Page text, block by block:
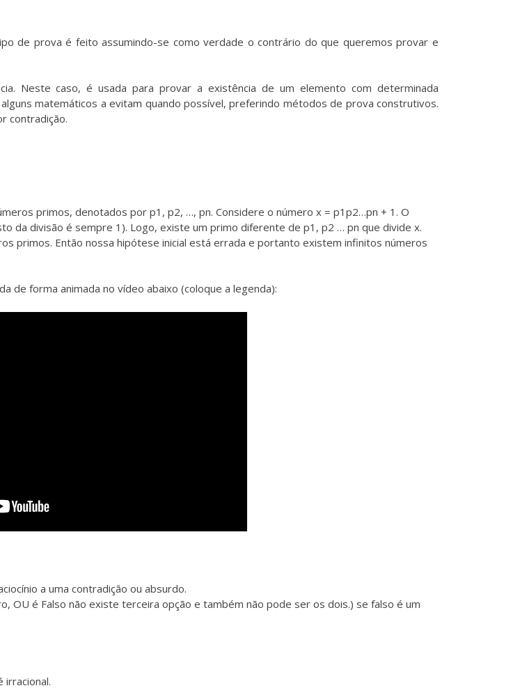
de prova é feito assumindo-se como verdade o contrário do que queremos provar e
Neste caso, é usada para provar a existência de um elemento com determinada
matemáticos a evitam quando possível, preferindo métodos de prova construtivos.
contradição.
primos, denotados por p1, p2, …, pn. Considere o número x = p1p2…pn + 1. O
da divisão é sempre 1). Logo, existe um primo diferente de p1, p2 … pn que divide x.
primos. Então nossa hipótese inicial está errada e portanto existem infinitos números
de forma animada no vídeo abaixo (coloque a legenda):
a uma contradição ou absurdo.
OU é Falso não existe terceira opção e também não pode ser os dois.) se falso é um
irracional.